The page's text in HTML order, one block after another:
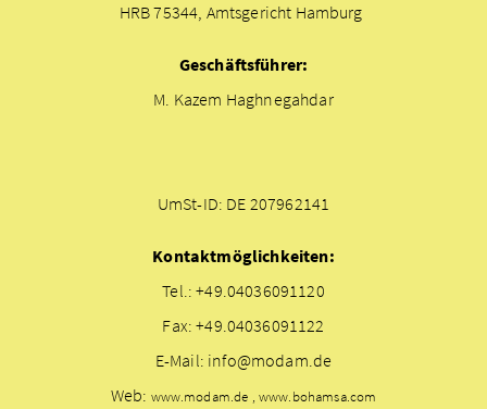
HRB 75344, Amtsgericht Hamburg
Geschäftsführer:
M. Kazem Haghnegahdar
UmSt-ID: DE 207962141
Kontaktmöglichkeiten:
Tel.: +49.04036091120
Fax: +49.04036091122
E-Mail: info@modam.de
Web: www.modam.de , www.bohamsa.com